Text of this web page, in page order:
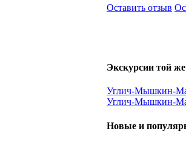
Оставить отзыв
Экскурсии той
Углич-Мышкин-
Углич-Мышкин-
Новые и